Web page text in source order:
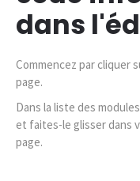
dans
Commencez par cliquer
page.
Dans la liste des
et faites-le glisser dans
page.